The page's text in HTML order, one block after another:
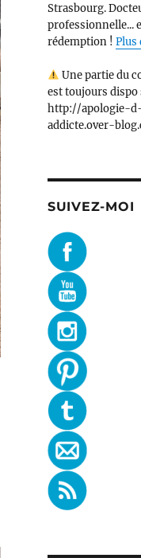
Strasbourg.
professionnelle...
rédemption ! Plus
Une partie du
est toujours dispo
http://apologie-
addicte.over-
SUIVEZ-MOI